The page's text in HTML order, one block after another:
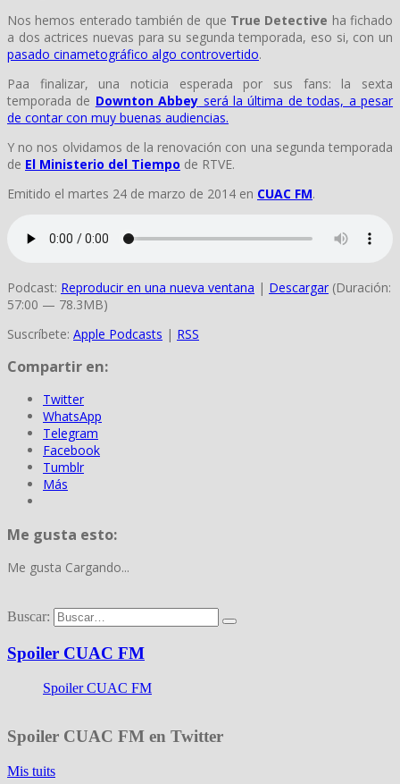
Nos hemos enterado también de que True Detective ha fichado
a dos actrices nuevas para su segunda temporada, eso si, con un
pasado cinametográfico algo controvertido.
Paa finalizar, una noticia esperada por sus fans: la sexta
temporada de Downton Abbey será la última de todas, a pesar
de contar con muy buenas audiencias.
Y no nos olvidamos de la renovación con una segunda temporada
de El Ministerio del Tiempo de RTVE.
Emitido el martes 24 de marzo de 2014 en CUAC FM.
Podcast: Reproducir en una nueva ventana | Descargar (Duración:
57:00 — 78.3MB)
Suscríbete: Apple Podcasts | RSS
Compartir en:
Twitter
WhatsApp
Telegram
Facebook
Tumblr
Más
Me gusta esto:
Me gusta Cargando...
Buscar:
Spoiler CUAC FM
Spoiler CUAC FM
Spoiler CUAC FM en Twitter
Mis tuits